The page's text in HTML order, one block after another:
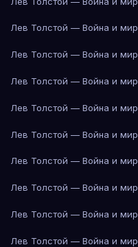
Лев Толстой — Война и мир
Лев Толстой — Война и мир
Лев Толстой — Война и мир
Лев Толстой — Война и мир
Лев Толстой — Война и мир
Лев Толстой — Война и мир
Лев Толстой — Война и мир
Лев Толстой — Война и мир
Лев Толстой — Война и мир